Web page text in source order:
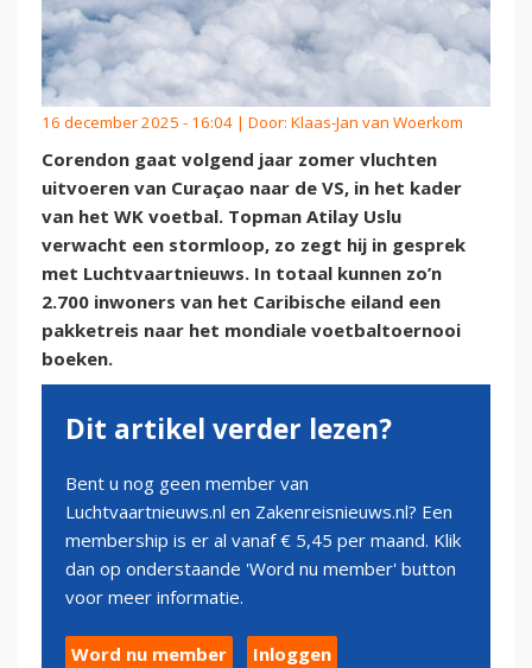
16 december 2025 - 16:04 | Door: Klaas-Jan van Woerkom
Corendon gaat volgend jaar zomer vluchten
uitvoeren van Curaçao naar de VS, in het kader
van het WK voetbal. Topman Atilay Uslu
verwacht een stormloop, zo zegt hij in gesprek
met Luchtvaartnieuws. In totaal kunnen zo’n
2.700 inwoners van het Caribische eiland een
pakketreis naar het mondiale voetbaltoernooi
boeken.
Dit artikel verder lezen?
Bent u nog geen member van
Luchtvaartnieuws.nl en Zakenreisnieuws.nl? Een
membership is er al vanaf € 5,45 per maand. Klik
dan op onderstaande 'Word nu member' button
voor meer informatie.
Word nu member Inloggen